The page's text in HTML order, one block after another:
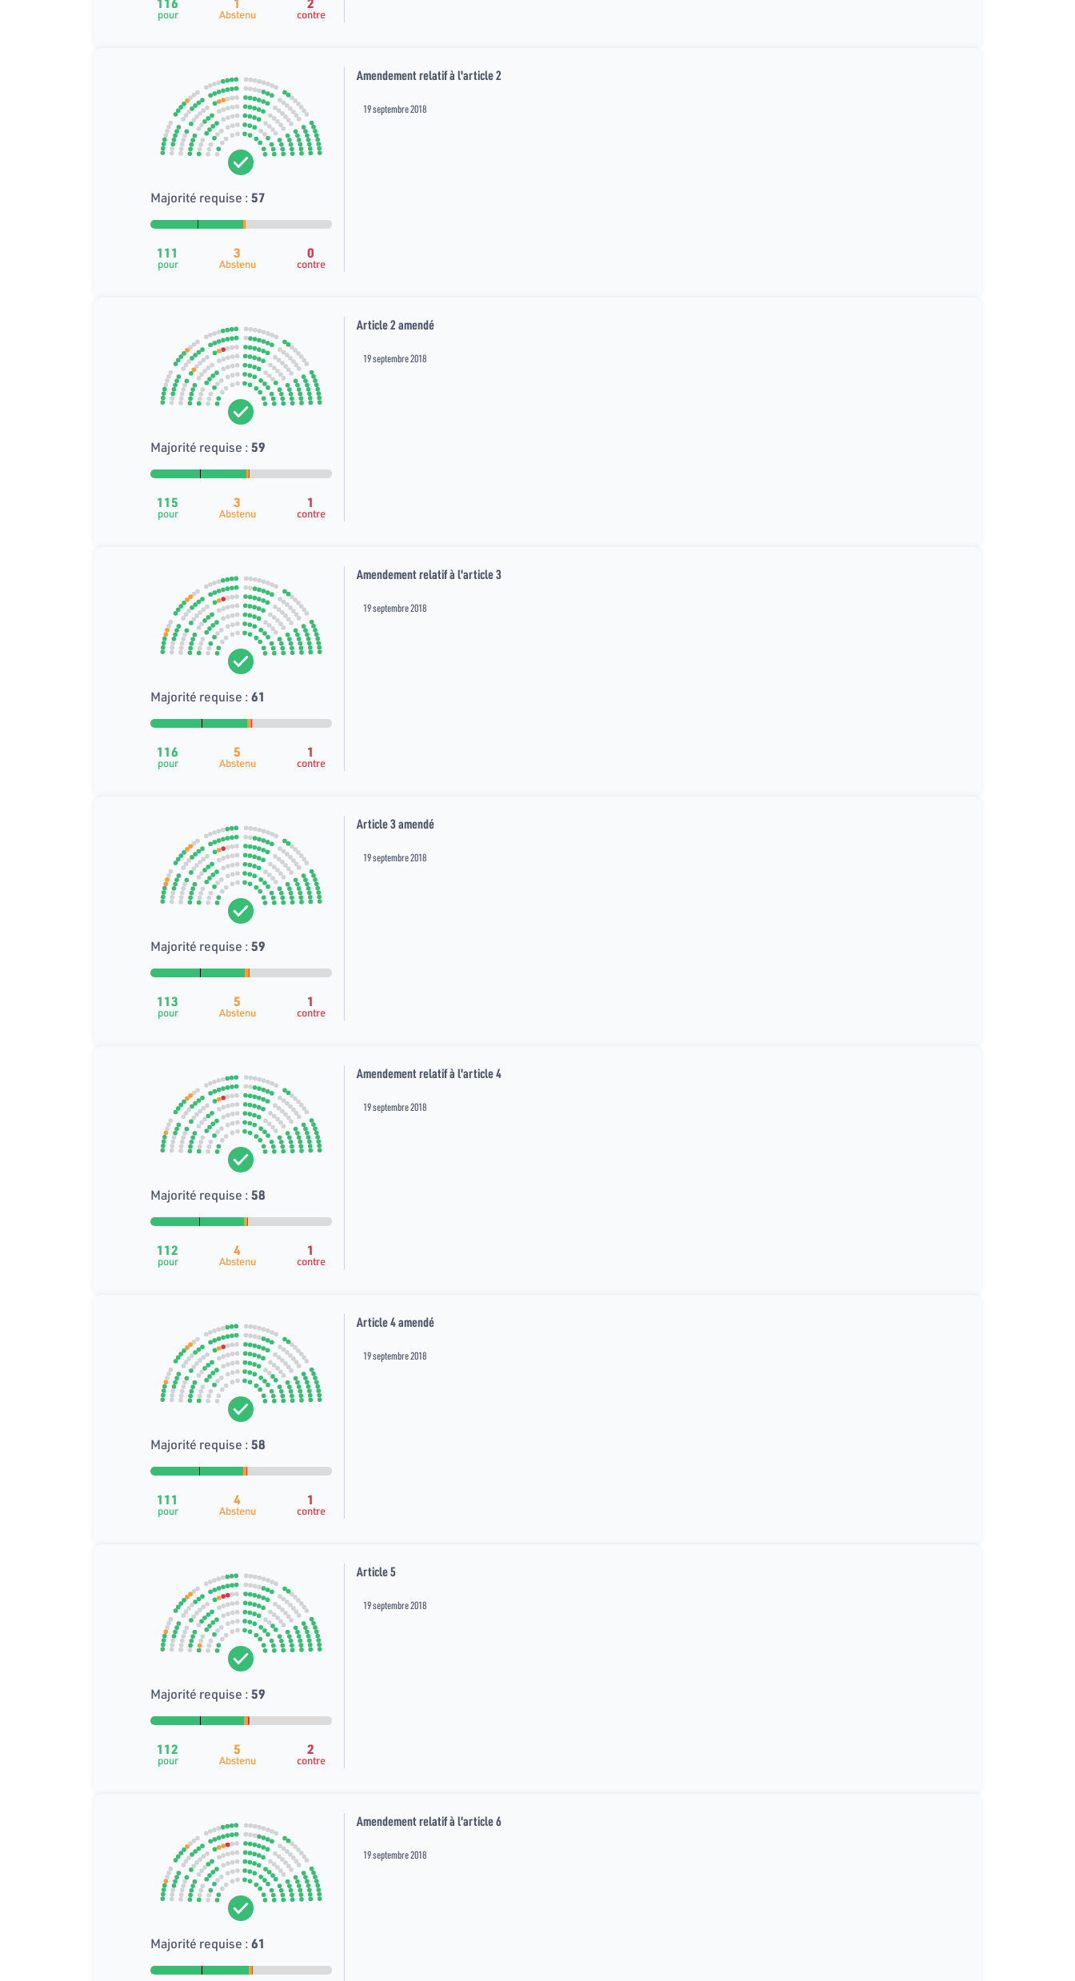
pour Abstenu contre
Majorité requise :57
111
pour
3
Abstenu
0
contre
Amendement relatif à l'article 2
19 septembre 2018
Majorité requise :59
115
pour
3
Abstenu
1
contre
Article 2 amendé
19 septembre 2018
Majorité requise :61
116
pour
5
Abstenu
1
contre
Amendement relatif à l'article 3
19 septembre 2018
Majorité requise :59
113
pour
5
Abstenu
1
contre
Article 3 amendé
19 septembre 2018
Majorité requise :58
112
pour
4
Abstenu
1
contre
Amendement relatif à l'article 4
19 septembre 2018
Majorité requise :58
111
pour
4
Abstenu
1
contre
Article 4 amendé
19 septembre 2018
Majorité requise :59
112
pour
5
Abstenu
2
contre
Article 5
19 septembre 2018
Majorité requise :61
Amendement relatif à l'article 6
19 septembre 2018